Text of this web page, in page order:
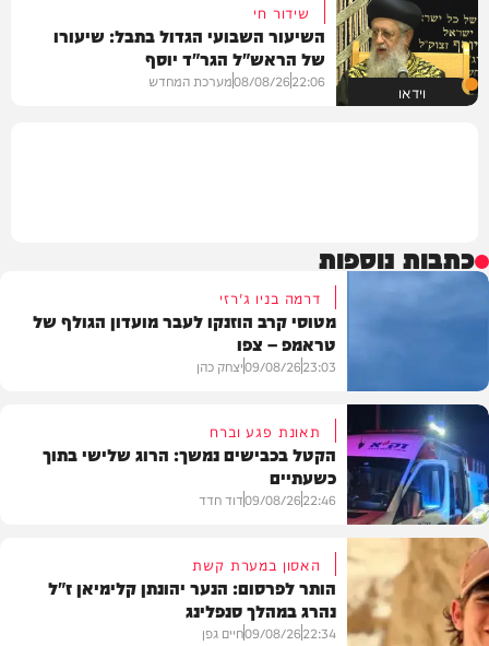
וידאו
שידור חי
השיעור השבועי הגדול בתבל: שיעורו
של הראש"ל הגר"ד יוסף
22:06
08/08/26מערכת המחדש
כתבות נוספות
וידאו
דרמה בניו ג'רזי
מטוסי קרב הוזנקו לעבר מועדון הגולף של
טראמפ – צפו
23:03
09/08/26יצחק כהן
תאונת פגע וברח
הקטל בכבישים נמשך: הרוג שלישי בתוך
כשעתיים
22:46
09/08/26דוד חדד
האסון במערת קשת
הותר לפרסום: הנער יהונתן קלימיאן ז"ל
נהרג במהלך סנפלינג
22:34
09/08/26חיים גפן